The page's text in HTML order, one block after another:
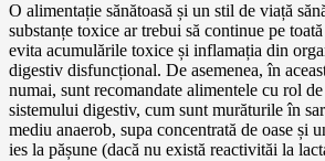
O alimentație sănătoasă și un stil de viață
substanțe toxice ar trebui să continue pe
evita acumulările toxice și inflamația din
digestiv disfuncțional. De asemenea, în
numai, sunt recomandate alimentele cu rol
sistemului digestiv, cum sunt murăturile în
mediu anaerob, supa concentrată de oase și
ies la pășune (dacă nu există reactivităi la